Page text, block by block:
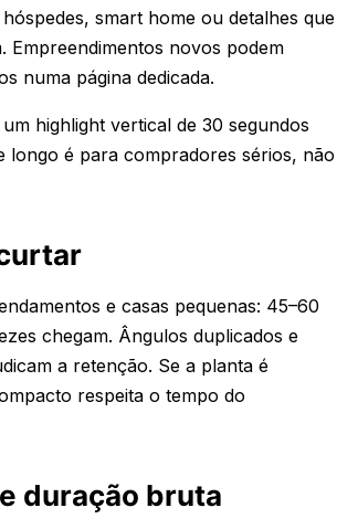
smart home ou detalhes que
Empreendimentos novos podem
numa página dedicada.
highlight vertical de 30 segundos
longo é para compradores sérios, não
e casas pequenas: 45–60
chegam. Ângulos duplicados e
a retenção. Se a planta é
respeita o tempo do
duração bruta